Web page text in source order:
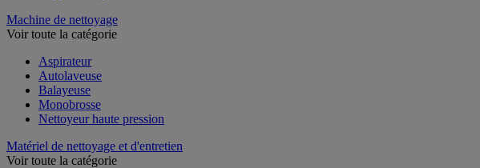
Machine de nettoyage
Voir toute la catégorie
Aspirateur
Autolaveuse
Balayeuse
Monobrosse
Nettoyeur haute pression
Matériel de nettoyage et d'entretien
Voir toute la catégorie